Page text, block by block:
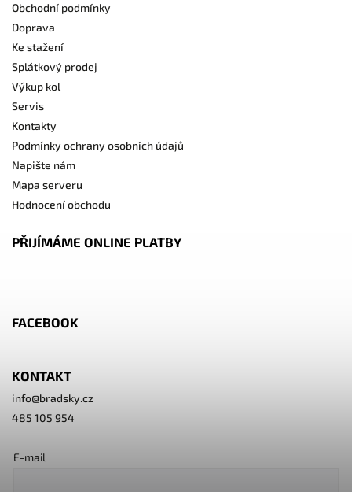
Obchodní podmínky
Doprava
Ke stažení
Splátkový prodej
Výkup kol
Servis
Kontakty
Podmínky ochrany osobních údajů
Napište nám
Mapa serveru
Hodnocení obchodu
PŘIJÍMÁME ONLINE PLATBY
FACEBOOK
KONTAKT
info@bradsky.cz
485 105 954
E-mail